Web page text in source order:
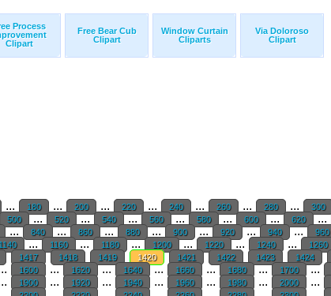
Process
Clipart
Free Bear Cub
Clipart
Window Curtain
Cliparts
Via Doloroso
Clipart
... 180 ... 200 ... 220 ... 240 ... 260 ... 280 ... 300
500 ... 520 ... 540 ... 560 ... 580 ... 600 ... 620 ...
... 840 ... 860 ... 880 ... 900 ... 920 ... 940 ... 960
1140 ... 1160 ... 1180 ... 1200 ... 1220 ... 1240 ... 1260
1417 1418 1419 1420 1421 1422 1423 1424
1600 ... 1620 ... 1640 ... 1660 ... 1680 ... 1700 ...
1900 ... 1920 ... 1940 ... 1960 ... 1980 ... 2000 ...